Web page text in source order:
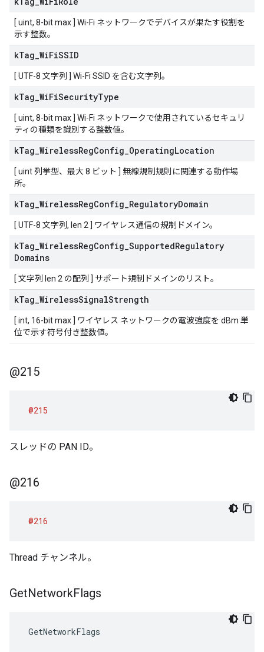
[ uint, 8-bit max ] Wi-Fi ネットワークでデバイスが果たす役割を
示す整数。
kTag WiFiSSID
[ UTF-8 文字列 ] Wi-Fi SSID を含む文字列。
kTag WiFiSecurityType
[ uint, 8-bit max ] Wi-Fi ネットワークで使用されているセキュリ
ティの種類を識別する整数値。
kTag WirelessRegConfig OperatingLocation
[ uint 列挙型、最大 8 ビット ] 無線規制規則に関連する動作場
所。
kTag WirelessRegConfig RegulatoryDomain
[ UTF-8 文字列, len 2 ] ワイヤレス通信の規制ドメイン。
kTag WirelessRegConfig SupportedRegulatory
Domains
[ 文字列 len 2 の配列 ] サポート規制ドメインのリスト。
kTag WirelessSignalStrength
[ int, 16-bit max ] ワイヤレス ネットワークの電波強度を dBm 単
位で示す符号付き整数値。
@215
@215
スレッドの PAN ID。
@216
@216
Thread チャンネル。
GetNetworkFlags
GetNetworkFlags